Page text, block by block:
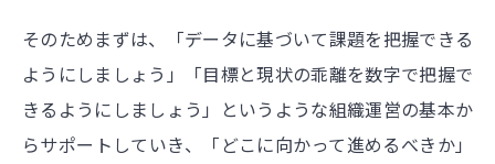
そのためまずは、「データに基づいて課題を把握できる
ようにしましょう」「目標と現状の乖離を数字で把握で
きるようにしましょう」というような組織運営の基本か
らサポートしていき、「どこに向かって進めるべきか」